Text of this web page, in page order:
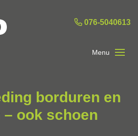
076-5040613
borduren en
ook schoen